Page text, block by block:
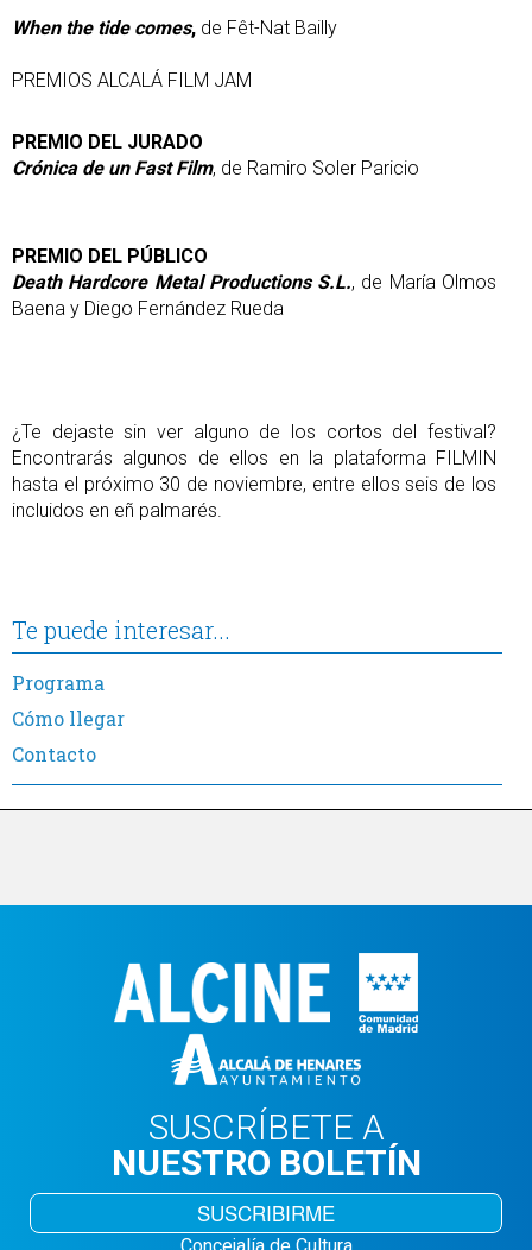
When the tide comes, de Fêt-Nat Bailly
PREMIOS ALCALÁ FILM JAM
PREMIO DEL JURADO
Crónica de un Fast Film, de Ramiro Soler Paricio
PREMIO DEL PÚBLICO
Death Hardcore Metal Productions S.L., de María Olmos
Baena y Diego Fernández Rueda
¿Te dejaste sin ver alguno de los cortos del festival?
Encontrarás algunos de ellos en la plataforma FILMIN
hasta el próximo 30 de noviembre, entre ellos seis de los
incluidos en eñ palmarés.
Te puede interesar...
Programa
Cómo llegar
Contacto
SUSCRÍBETE A
NUESTRO BOLETÍN
SUSCRIBIRME